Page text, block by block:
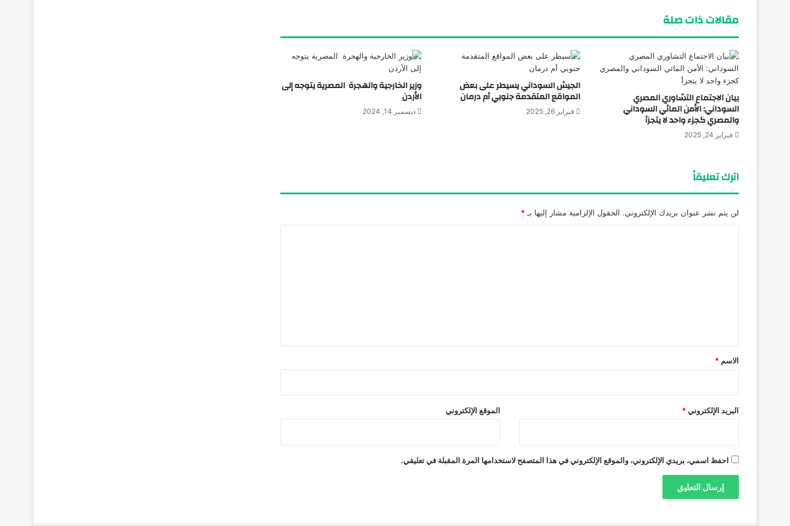
مقالات ذات صلة
بيان الاجتماع التشاوري المصري
السوداني: الأمن المائي السوداني
والمصري كجزء واحد لا يتجزأ
فبراير 24, 2025
الجيش السوداني يسيطر على بعض
المواقع المتقدمة جنوبي أم درمان
فبراير 26, 2025
وزير الخارجية والهجرة المصرية يتوجه إلى
الأردن
ديسمبر 14, 2024
اترك تعليقاً
لن يتم نشر عنوان بريدك الإلكتروني. الحقول الإلزامية مشار إليها بـ *
*
الاسم *
البريد الإلكتروني * الموقع الإلكتروني
احفظ اسمي، بريدي الإلكتروني، والموقع الإلكتروني في هذا المتصفح لاستخدامها المرة المقبلة في تعليقي.